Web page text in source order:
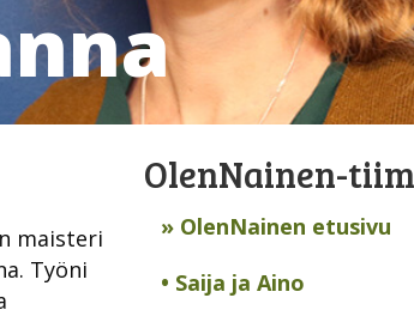
maisteri
Työni
OlenNainen-
» OlenNainen etusivu
• Saija ja Aino